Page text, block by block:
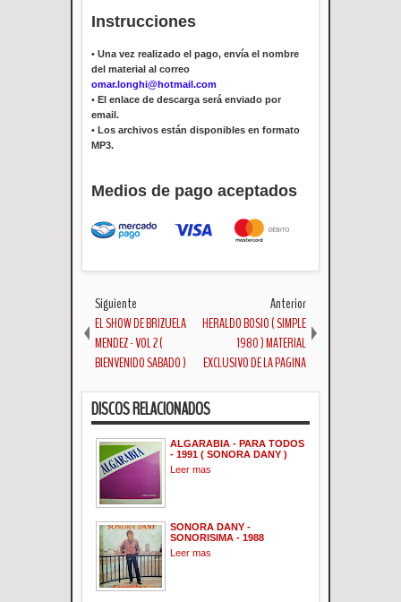
Instrucciones
• Una vez realizado el pago, envía el nombre
del material al correo
omar.longhi@hotmail.com
• El enlace de descarga será enviado por
email.
• Los archivos están disponibles en formato
MP3.
Medios de pago aceptados
Siguiente
EL SHOW DE BRIZUELA
MENDEZ - VOL 2 (
BIENVENIDO SABADO )
Anterior
HERALDO BOSIO ( SIMPLE
1980 ) MATERIAL
EXCLUSIVO DE LA PAGINA
DISCOS RELACIONADOS
ALGARABIA - PARA TODOS
- 1991 ( SONORA DANY )
Leer mas
SONORA DANY -
SONORISIMA - 1988
Leer mas